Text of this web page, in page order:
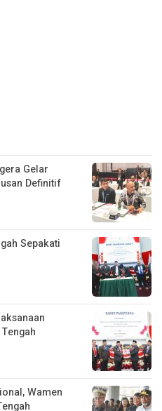
Gelar
Definitif
Sepakati
Wamen